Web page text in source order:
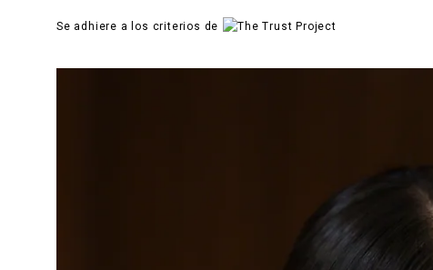
Se adhiere a los criterios de